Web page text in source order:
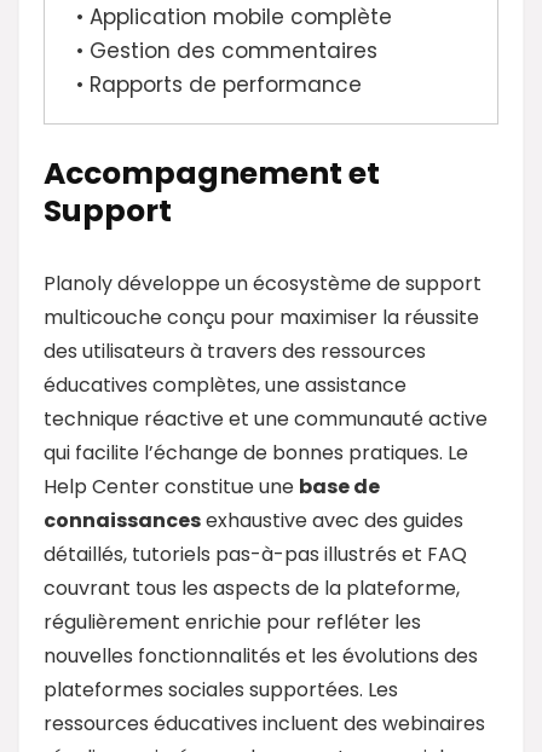
• Application mobile complète
• Gestion des commentaires
• Rapports de performance
Accompagnement et
Support
Planoly développe un écosystème de support
multicouche conçu pour maximiser la réussite
des utilisateurs à travers des ressources
éducatives complètes, une assistance
technique réactive et une communauté active
qui facilite l’échange de bonnes pratiques. Le
Help Center constitue une base de
connaissancesexhaustive avec des guides
détaillés, tutoriels pas-à-pas illustrés et FAQ
couvrant tous les aspects de la plateforme,
régulièrement enrichie pour refléter les
nouvelles fonctionnalités et les évolutions des
plateformes sociales supportées. Les
ressources éducatives incluent des webinaires